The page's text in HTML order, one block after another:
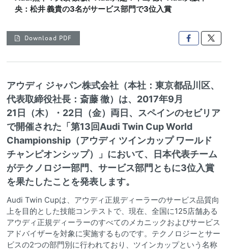
央：松井 義貴の3名がサービス部門で3位入賞
Download PDF 
アウディ ジャパン株式会社（本社：東京都品川区、
代表取締役社長：斎藤 徹）は、2017年9月
21日（木）・22日（金）両日、スペインのセビリア
で開催された「第13回Audi Twin Cup World
Championship（アウディ ツインカップ ワールド
チャンピオンシップ）」において、日本代表チーム
がテクノロジー部門、サービス部門ともに3位入賞
を果たしたことを発表します。
Audi Twin Cupは、アウディ正規ディーラーのサービス品質向
上を目的とした技能コンテストで、現在、全国に125店舗ある
アウディ正規ディーラーのすべてのメカニックおよびサービス
アドバイザーを対象に実施するものです。テクノロジーとサー
ビスの2つの部門別に行われており、ツインカップという名称